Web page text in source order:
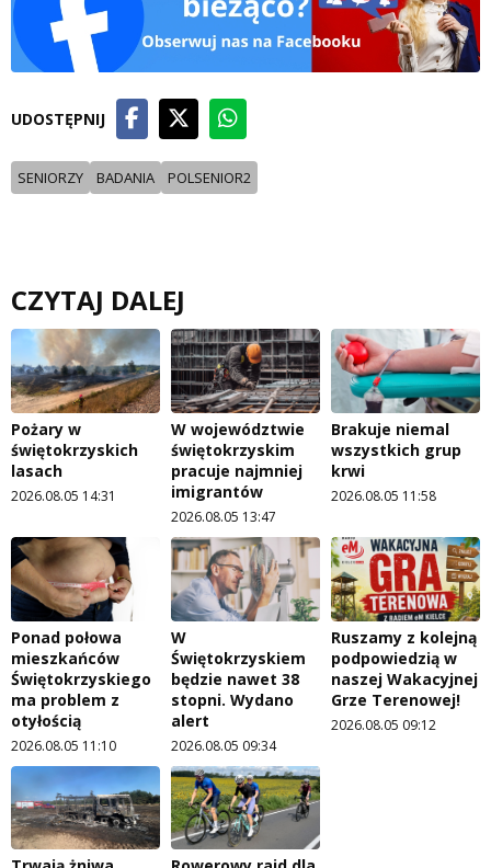
UDOSTĘPNIJ
SENIORZY BADANIA POLSENIOR2
CZYTAJ DALEJ
Pożary w
świętokrzyskich
lasach
2026.08.05 14:31
W województwie
świętokrzyskim
pracuje najmniej
imigrantów
2026.08.05 13:47
Brakuje niemal
wszystkich grup
krwi
2026.08.05 11:58
Ponad połowa
mieszkańców
Świętokrzyskiego
ma problem z
otyłością
2026.08.05 11:10
W
Świętokrzyskiem
będzie nawet 38
stopni. Wydano
alert
2026.08.05 09:34
Ruszamy z kolejną
podpowiedzią w
naszej Wakacyjnej
Grze Terenowej!
2026.08.05 09:12